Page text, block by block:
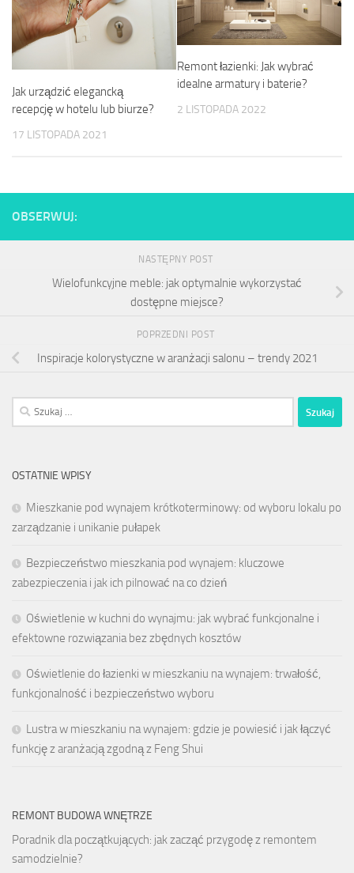
Jak urządzić elegancką
recepcję w hotelu lub biurze?
17 LISTOPADA 2021
Remont łazienki: Jak wybrać
idealne armatury i baterie?
2 LISTOPADA 2022
OBSERWUJ:
NASTĘPNY POST
Wielofunkcyjne meble: jak optymalnie wykorzystać
dostępne miejsce?
POPRZEDNI POST
Inspiracje kolorystyczne w aranżacji salonu – trendy 2021
Szukaj:
OSTATNIE WPISY
Mieszkanie pod wynajem krótkoterminowy: od wyboru lokalu po
zarządzanie i unikanie pułapek
Bezpieczeństwo mieszkania pod wynajem: kluczowe
zabezpieczenia i jak ich pilnować na co dzień
Oświetlenie w kuchni do wynajmu: jak wybrać funkcjonalne i
efektowne rozwiązania bez zbędnych kosztów
Oświetlenie do łazienki w mieszkaniu na wynajem: trwałość,
funkcjonalność i bezpieczeństwo wyboru
Lustra w mieszkaniu na wynajem: gdzie je powiesić i jak łączyć
funkcję z aranżacją zgodną z Feng Shui
REMONT BUDOWA WNĘTRZE
Poradnik dla początkujących: jak zacząć przygodę z remontem
samodzielnie?